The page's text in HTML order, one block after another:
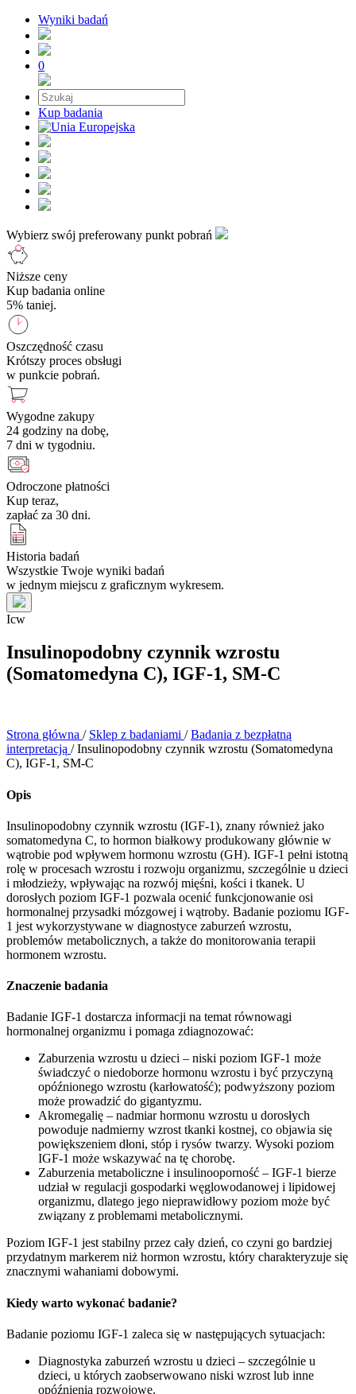
Wyniki badań
0
Kup badania
Wybierz swój preferowany punkt pobrań
Niższe ceny
Kup badania online
5% taniej.
Oszczędność czasu
Krótszy proces obsługi
w punkcie pobrań.
Wygodne zakupy
24 godziny na dobę,
7 dni w tygodniu.
Odroczone płatności
Kup teraz,
zapłać za 30 dni.
Historia badań
Wszystkie Twoje wyniki badań
w jednym miejscu z graficznym wykresem.
Icw
Insulinopodobny czynnik wzrostu
(Somatomedyna C), IGF-1, SM-C
Strona główna / Sklep z badaniami / Badania z bezpłatną
interpretacją / Insulinopodobny czynnik wzrostu (Somatomedyna
C), IGF-1, SM-C
Opis
Insulinopodobny czynnik wzrostu (IGF-1), znany również jako
somatomedyna C, to hormon białkowy produkowany głównie w
wątrobie pod wpływem hormonu wzrostu (GH). IGF-1 pełni istotną
rolę w procesach wzrostu i rozwoju organizmu, szczególnie u dzieci
i młodzieży, wpływając na rozwój mięśni, kości i tkanek. U
dorosłych poziom IGF-1 pozwala ocenić funkcjonowanie osi
hormonalnej przysadki mózgowej i wątroby. Badanie poziomu IGF-
1 jest wykorzystywane w diagnostyce zaburzeń wzrostu,
problemów metabolicznych, a także do monitorowania terapii
hormonem wzrostu.
Znaczenie badania
Badanie IGF-1 dostarcza informacji na temat równowagi
hormonalnej organizmu i pomaga zdiagnozować:
Zaburzenia wzrostu u dzieci – niski poziom IGF-1 może
świadczyć o niedoborze hormonu wzrostu i być przyczyną
opóźnionego wzrostu (karłowatość); podwyższony poziom
może prowadzić do gigantyzmu.
Akromegalię – nadmiar hormonu wzrostu u dorosłych
powoduje nadmierny wzrost tkanki kostnej, co objawia się
powiększeniem dłoni, stóp i rysów twarzy. Wysoki poziom
IGF-1 może wskazywać na tę chorobę.
Zaburzenia metaboliczne i insulinooporność – IGF-1 bierze
udział w regulacji gospodarki węglowodanowej i lipidowej
organizmu, dlatego jego nieprawidłowy poziom może być
związany z problemami metabolicznymi.
Poziom IGF-1 jest stabilny przez cały dzień, co czyni go bardziej
przydatnym markerem niż hormon wzrostu, który charakteryzuje się
znacznymi wahaniami dobowymi.
Kiedy warto wykonać badanie?
Badanie poziomu IGF-1 zaleca się w następujących sytuacjach:
Diagnostyka zaburzeń wzrostu u dzieci – szczególnie u
dzieci, u których zaobserwowano niski wzrost lub inne
opóźnienia rozwojowe.